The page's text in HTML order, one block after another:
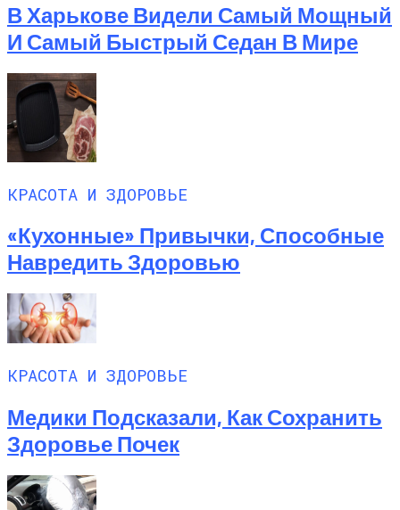
В Харькове Видели Самый Мощный
И Самый Быстрый Седан В Мире
КРАСОТА И ЗДОРОВЬЕ
«Кухонные» Привычки, Способные
Навредить Здоровью
КРАСОТА И ЗДОРОВЬЕ
Медики Подсказали, Как Сохранить
Здоровье Почек